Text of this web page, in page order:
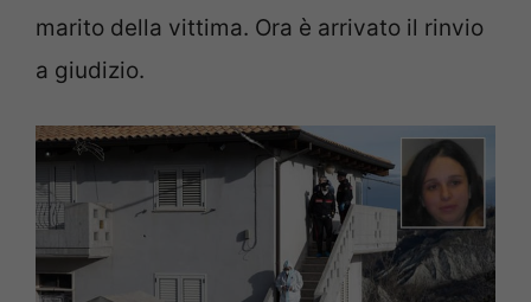
marito della vittima. Ora è arrivato il rinvio
a giudizio.